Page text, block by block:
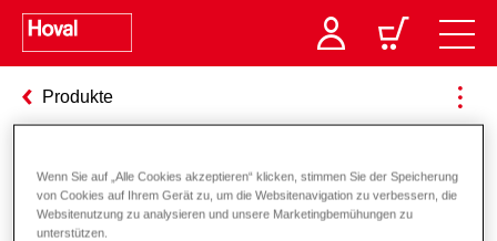
Produkte
Verantwortung für Energie und
Wenn Sie auf „Alle Cookies akzeptieren“ klicken, stimmen Sie der Speicherung
von Cookies auf Ihrem Gerät zu, um die Websitenavigation zu verbessern, die
Websitenutzung zu analysieren und unsere Marketingbemühungen zu
unterstützen.